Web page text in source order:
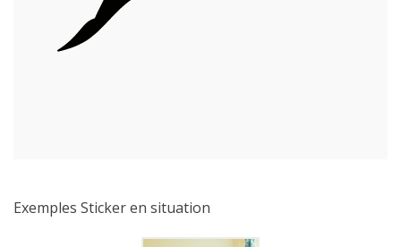
Exemples Sticker en situation